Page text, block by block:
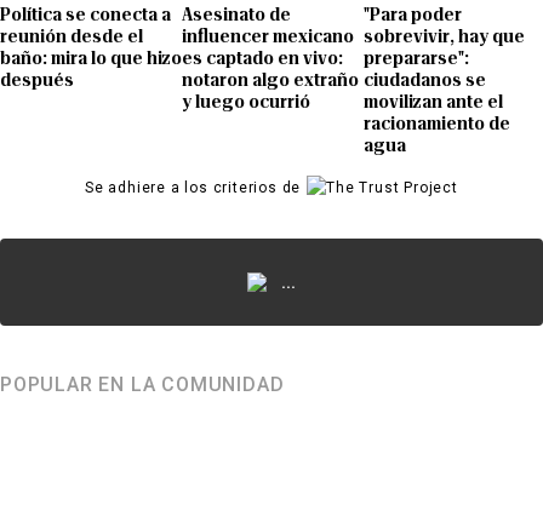
Política se conecta a
reunión desde el
baño: mira lo que hizo
después
Asesinato de
influencer mexicano
es captado en vivo:
notaron algo extraño
y luego ocurrió
"Para poder
sobrevivir, hay que
prepararse":
ciudadanos se
movilizan ante el
racionamiento de
agua
Se adhiere a los criterios de
...
POPULAR EN LA COMUNIDAD